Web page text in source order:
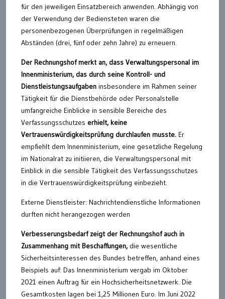
für den jeweiligen Einsatzbereich anwenden. Abhängig von
der Verwendung der Bediensteten waren die
personenbezogenen Überprüfungen in regelmäßigen
Abständen (drei, fünf oder zehn Jahre) zu erneuern.
Der Rechnungshof merkt an, dass Verwaltungspersonal im
Innenministerium, das durch seine Kontroll- und
Dienstleistungsaufgaben insbesondere im Rahmen seiner
Tätigkeit für die Dienstbehörde oder Personalstelle
umfangreiche Einblicke in sensible Bereiche des
Verfassungsschutzes erhielt, keine
Vertrauenswürdigkeitsprüfung durchlaufen musste. Er
empfiehlt dem Innenministerium, eine gesetzliche Regelung
im Nationalrat zu initiieren, die Verwaltungspersonal mit
Einblick in die sensible Tätigkeit des Verfassungsschutzes
in die Vertrauenswürdigkeitsprüfung einbezieht.
Externe Dienstleister: Nachrichtendienstliche Informationen
durften nicht herangezogen werden
Verbesserungsbedarf zeigt der Rechnungshof auch in
Zusammenhang mit Beschaffungen,die wesentliche
Sicherheitsinteressen des Bundes betreffen, anhand eines
Beispiels auf: Das Innenministerium vergab im Oktober
2021 einen Auftrag für ein Hochsicherheitsnetzwerk. Die
Gesamtkosten lagen bei 1,25 Millionen Euro. Im Juni 2022